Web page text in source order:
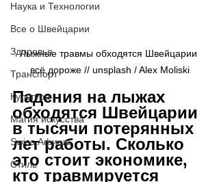
Наука и Технологии
Все о Швейцарии
Здоровье
Транспорт
Культура
Магия искусства
Swiss Афиша
Стиль
Лыжные травмы обходятся Швейцарии
всё дороже // unsplash / Alex Moliski
Падения на лыжах
обходятся Швейцарии
в тысячи потерянных
лет работы. Сколько
это стоит экономике,
кто травмируется